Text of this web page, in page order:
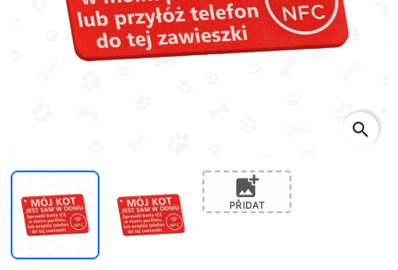
search
add_photo_alternate
PŘIDAT